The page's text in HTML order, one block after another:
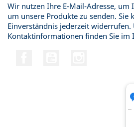
Wir nutzen Ihre E-Mail-Adresse, um
um unsere Produkte zu senden. Sie
Einverständnis jederzeit widerrufen.
Kontaktinformationen finden Sie im